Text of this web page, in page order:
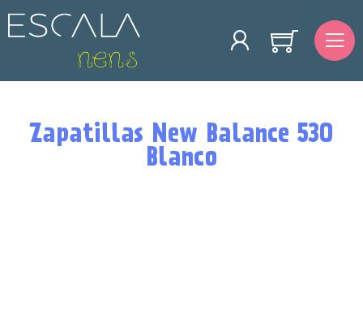
Zapatillas New Balance 530
Blanco